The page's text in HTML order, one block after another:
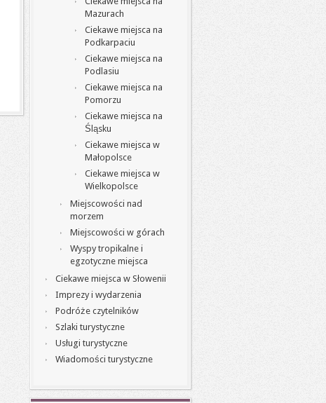
Mazurach
Ciekawe miejsca na
Podkarpaciu
Ciekawe miejsca na
Podlasiu
Ciekawe miejsca na
Pomorzu
Ciekawe miejsca na
Śląsku
Ciekawe miejsca w
Małopolsce
Ciekawe miejsca w
Wielkopolsce
Miejscowości nad
morzem
Miejscowości w górach
Wyspy tropikalne i
egzotyczne miejsca
Ciekawe miejsca w Słowenii
Imprezy i wydarzenia
Podróże czytelników
Szlaki turystyczne
Usługi turystyczne
Wiadomości turystyczne